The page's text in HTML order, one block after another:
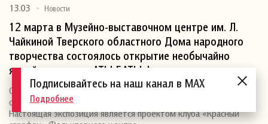
13.03 Новости
12 марта в Музейно-выставочном центре им. Л.
Чайкиной Тверского областного Дома народного
творчества состоялось открытие необычайно
яркой выставки «АТЫ-БАТЫ»!
ОТКРЫТИЕ ВЫСТАВКИ «АТЫ-БАТЫ» «Аты-баты, шли
солдаты,аты-баты, в дальний путь…» (Булат Окуджава)
Настоящая экспозиция является проектом клуба «Красный
Подписывайтесь на наш канал в MAX
Подробнее